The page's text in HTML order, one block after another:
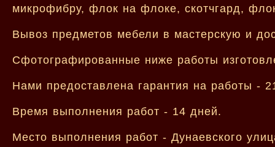
микрофибру, флок на флоке, скотчгард,
Вывоз предметов мебели в мастерскую и
Сфотографированные ниже работы
Нами предоставлена гарантия на работы -
Время выполнения работ - 14 дней.
Место выполнения работ - Дунаевского